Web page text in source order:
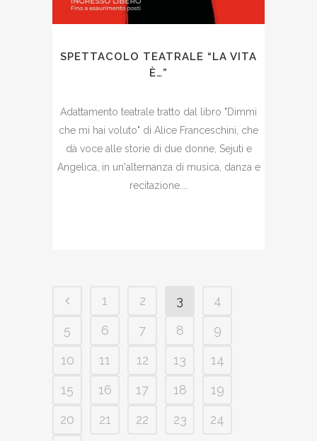
SPETTACOLO TEATRALE “LA VITA
È…”
Adattamento teatrale tratto dal libro "Dimmi
che mi hai voluto" di Alice Franceschini, che
dà voce alle storie di due donne, Sejuti e
Angelica, in un'alternanza di musica, danza e
recitazione....
1 2 3
4
5
6 7 8
9
10
11 12 13
14
15
16 17 18
19
20
21 22 23 24